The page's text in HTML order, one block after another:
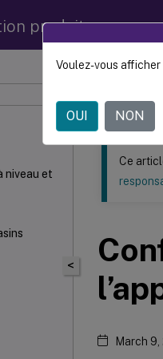
produit
niveau et
Ce contenu a
<
Ce
March
Voulez-vous
OUI NON